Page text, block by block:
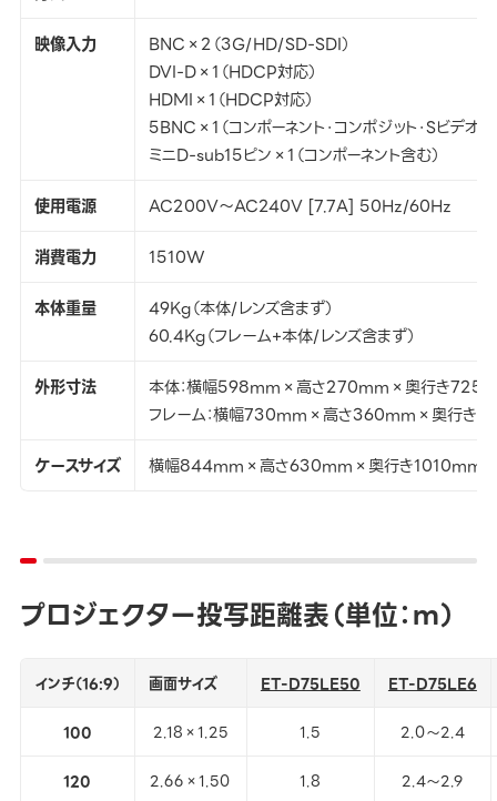
映像入力
BNC×2（3G/HD/SD-SDI）
DVI-D×1（HDCP対応）
HDMI×1（HDCP対応）
5BNC×1（コンポーネント・コンポジット・Sビデオ含
ミニD-sub15ピン×1（コンポーネント含む）
使用電源
AC200V～AC240V [7.7A] 50Hz/60Hz
消費電力
1510W
本体重量
49Kg（本体/レンズ含まず）
60.4Kg（フレーム+本体/レンズ含まず）
外形寸法
本体：横幅598mm×高さ270mm×奥行き
フレーム：横幅730mm×高さ360mm×奥行き
ケースサイズ
横幅844mm×高さ630mm×奥行き1010mm
プロジェクター投写距離表（単位：ｍ）
インチ（16:9） 画面サイズ ET-D75LE50 ET-D75LE6
100 2.18×1.25 1.5 2.0～2.4
120 2.66×1.50 1.8 2.4～2.9